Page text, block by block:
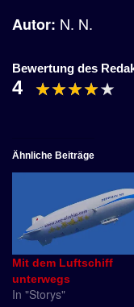
Autor: N. N.
Bewertung des
4
Ähnliche Beiträge
Mit dem Luftschiff
unterwegs
In "Storys"